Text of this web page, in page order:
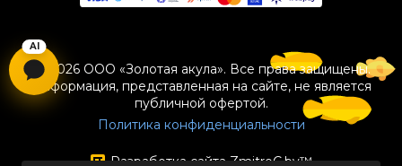
© 2026 ООО «Золотая акула». Все права защищены.
Информация, представленная на сайте, не является
публичной офертой.
Политика конфиденциальности
Разработка сайтаZmitroC.by™